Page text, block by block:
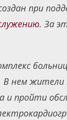
при
. За
В нем
пройти